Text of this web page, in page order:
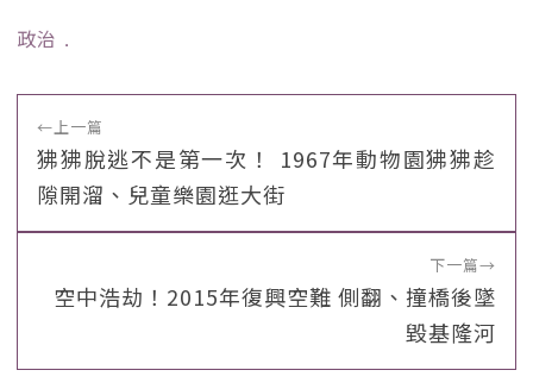
政治 ﹒
←上一篇
狒狒脫逃不是第一次！ 1967年動物園狒狒趁
隙開溜、兒童樂園逛大街
下一篇→
空中浩劫！2015年復興空難 側翻、撞橋後墜
毀基隆河